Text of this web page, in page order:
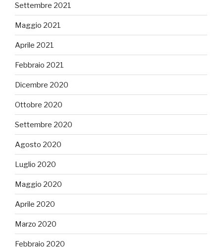
Settembre 2021
Maggio 2021
Aprile 2021
Febbraio 2021
Dicembre 2020
Ottobre 2020
Settembre 2020
Agosto 2020
Luglio 2020
Maggio 2020
Aprile 2020
Marzo 2020
Febbraio 2020